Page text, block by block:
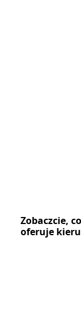
Zobaczcie,
oferuje